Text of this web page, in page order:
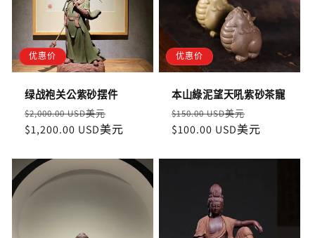
优惠价
绿战袍关公紫砂摆件
定
價
$2,000.00 USD美元
價
$1,200.00 USD美元
优惠价
本山綠泥望天吼紫砂茶寵
定
價
$150.00 USD美元
價
$100.00 USD美元